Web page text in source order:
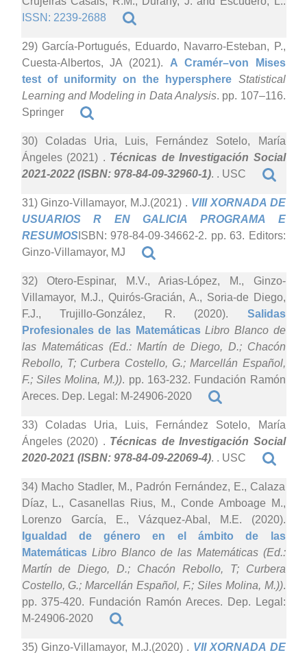
ISSN: 2239-2688
29) García-Portugués, Eduardo, Navarro-Esteban, P.,
Cuesta-Albertos, JA (2021). A Cramér–von Mises
test of uniformity on the hypersphere Statistical
Learning and Modeling in Data Analysis. pp. 107–116.
Springer
30) Coladas Uria, Luis, Fernández Sotelo, María
Ángeles (2021) . Técnicas de Investigación Social
2021-2022 (ISBN: 978-84-09-32960-1). . USC
31) Ginzo-Villamayor, M.J.(2021) . VIII XORNADA DE
USUARIOS R EN GALICIA PROGRAMA E
RESUMOSISBN: 978-84-09-34662-2. pp. 63. Editors:
Ginzo-Villamayor, MJ
32) Otero-Espinar, M.V., Arias-López, M., Ginzo-
Villamayor, M.J., Quirós-Gracián, A., Soria-de Diego,
F.J., Trujillo-González, R. (2020). Salidas
Profesionales de las MatemáticasLibro Blanco de
las Matemáticas (Ed.: Martín de Diego, D.; Chacón
Rebollo, T; Curbera Costello, G.; Marcellán Español,
F.; Siles Molina, M.)). pp. 163-232. Fundación Ramón
Areces. Dep. Legal: M-24906-2020
33) Coladas Uria, Luis, Fernández Sotelo, María
Ángeles (2020) . Técnicas de Investigación Social
2020-2021 (ISBN: 978-84-09-22069-4). . USC
34) Macho Stadler, M., Padrón Fernández, E., Calaza
Díaz, L., Casanellas Rius, M., Conde Amboage M.,
Lorenzo García, E., Vázquez-Abal, M.E. (2020).
Igualdad de género en el ámbito de las
MatemáticasLibro Blanco de las Matemáticas (Ed.:
Martín de Diego, D.; Chacón Rebollo, T; Curbera
Costello, G.; Marcellán Español, F.; Siles Molina, M.)).
pp. 375-420. Fundación Ramón Areces. Dep. Legal:
M-24906-2020
35) Ginzo-Villamayor, M.J.(2020) . VII XORNADA DE